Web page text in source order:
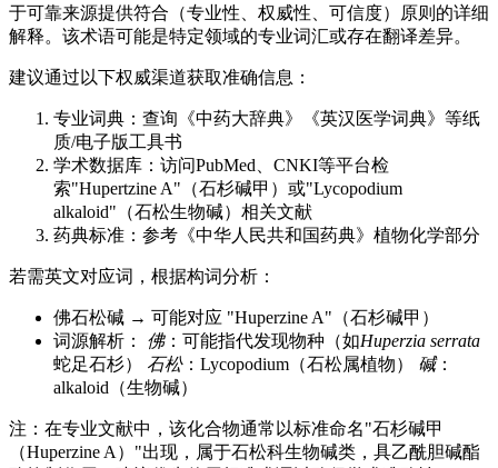
于可靠来源提供符合（专业性、权威性、可信度）原则的详细
解释。该术语可能是特定领域的专业词汇或存在翻译差异。
建议通过以下权威渠道获取准确信息：
专业词典：查询《中药大辞典》《英汉医学词典》等纸
质/电子版工具书
学术数据库：访问PubMed、CNKI等平台检
索"Hupertzine A"（石杉碱甲）或"Lycopodium
alkaloid"（石松生物碱）相关文献
药典标准：参考《中华人民共和国药典》植物化学部分
若需英文对应词，根据构词分析：
佛石松碱 → 可能对应 "Huperzine A"（石杉碱甲）
词源解析： 佛：可能指代发现物种（如Huperzia serrata
蛇足石杉） 石松：Lycopodium（石松属植物） 碱：
alkaloid（生物碱）
注：在专业文献中，该化合物通常以标准命名"石杉碱甲
（Huperzine A）"出现，属于石松科生物碱类，具乙酰胆碱酯